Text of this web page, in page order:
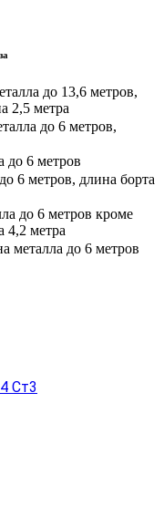
до 13,6 метров,
2,5 метра
до 6 метров,
до 6 метров
6 метров, длина борта
до 6 метров кроме
4,2 метра
металла до 6 метров
Ст3